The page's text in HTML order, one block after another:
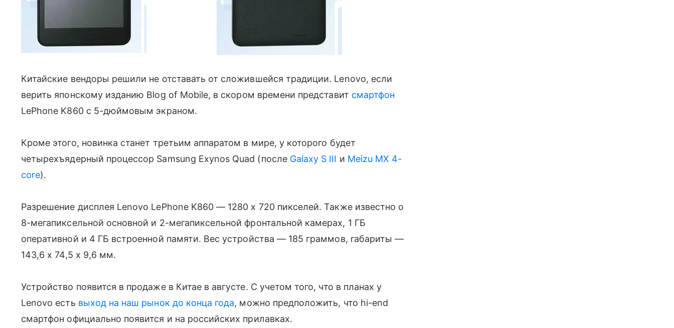
Китайские вендоры решили не отставать от сложившейся традиции. Lenovo, если
верить японскому изданию Blog of Mobile, в скором времени представит смартфон
LePhone K860 с 5-дюймовым экраном.
Кроме этого, новинка станет третьим аппаратом в мире, у которого будет
четырехъядерный процессор Samsung Exynos Quad (после Galaxy S III и Meizu MX 4-
core).
Разрешение дисплея Lenovo LePhone K860 — 1280 x 720 пикселей. Также известно о
8-мегапиксельной основной и 2-мегапиксельной фронтальной камерах, 1 ГБ
оперативной и 4 ГБ встроенной памяти. Вес устройства — 185 граммов, габариты —
143,6 x 74,5 x 9,6 мм.
Устройство появится в продаже в Китае в августе. С учетом того, что в планах у
Lenovo есть выход на наш рынок до конца года, можно предположить, что hi-end
смартфон официально появится и на российских прилавках.